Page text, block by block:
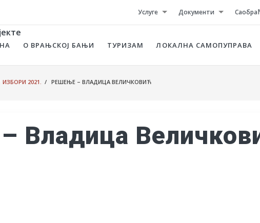
Услуге Документи
О ВРАЊСКОЈ БАЊИ ТУРИЗАМ ЛОКАЛНА САМОПУПРАВА
ИЗБОРИ 2021. / РЕШЕЊЕ – ВЛАДИЦА ВЕЛИЧКОВИЋ
Владица